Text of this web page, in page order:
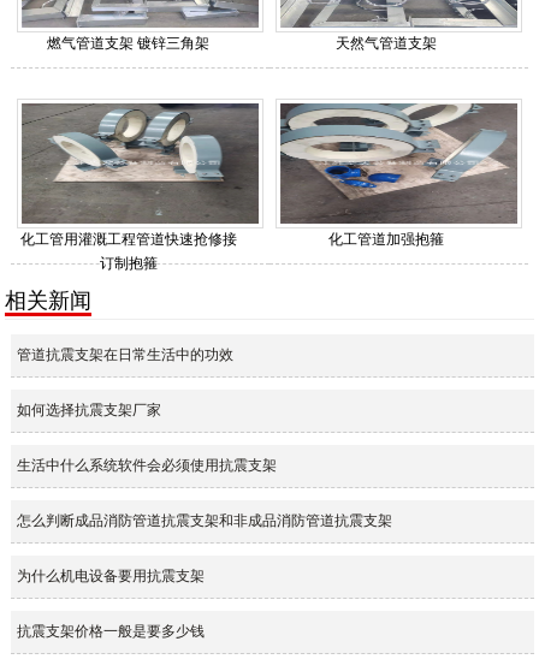
燃气管道支架 镀锌三角架 天然气管道支架
化工管用灌溉工程管道快速抢修接
订制抱箍
化工管道加强抱箍
相关新闻
管道抗震支架在日常生活中的功效
如何选择抗震支架厂家
生活中什么系统软件会必须使用抗震支架
怎么判断成品消防管道抗震支架和非成品消防管道抗震支架
为什么机电设备要用抗震支架
抗震支架价格一般是要多少钱